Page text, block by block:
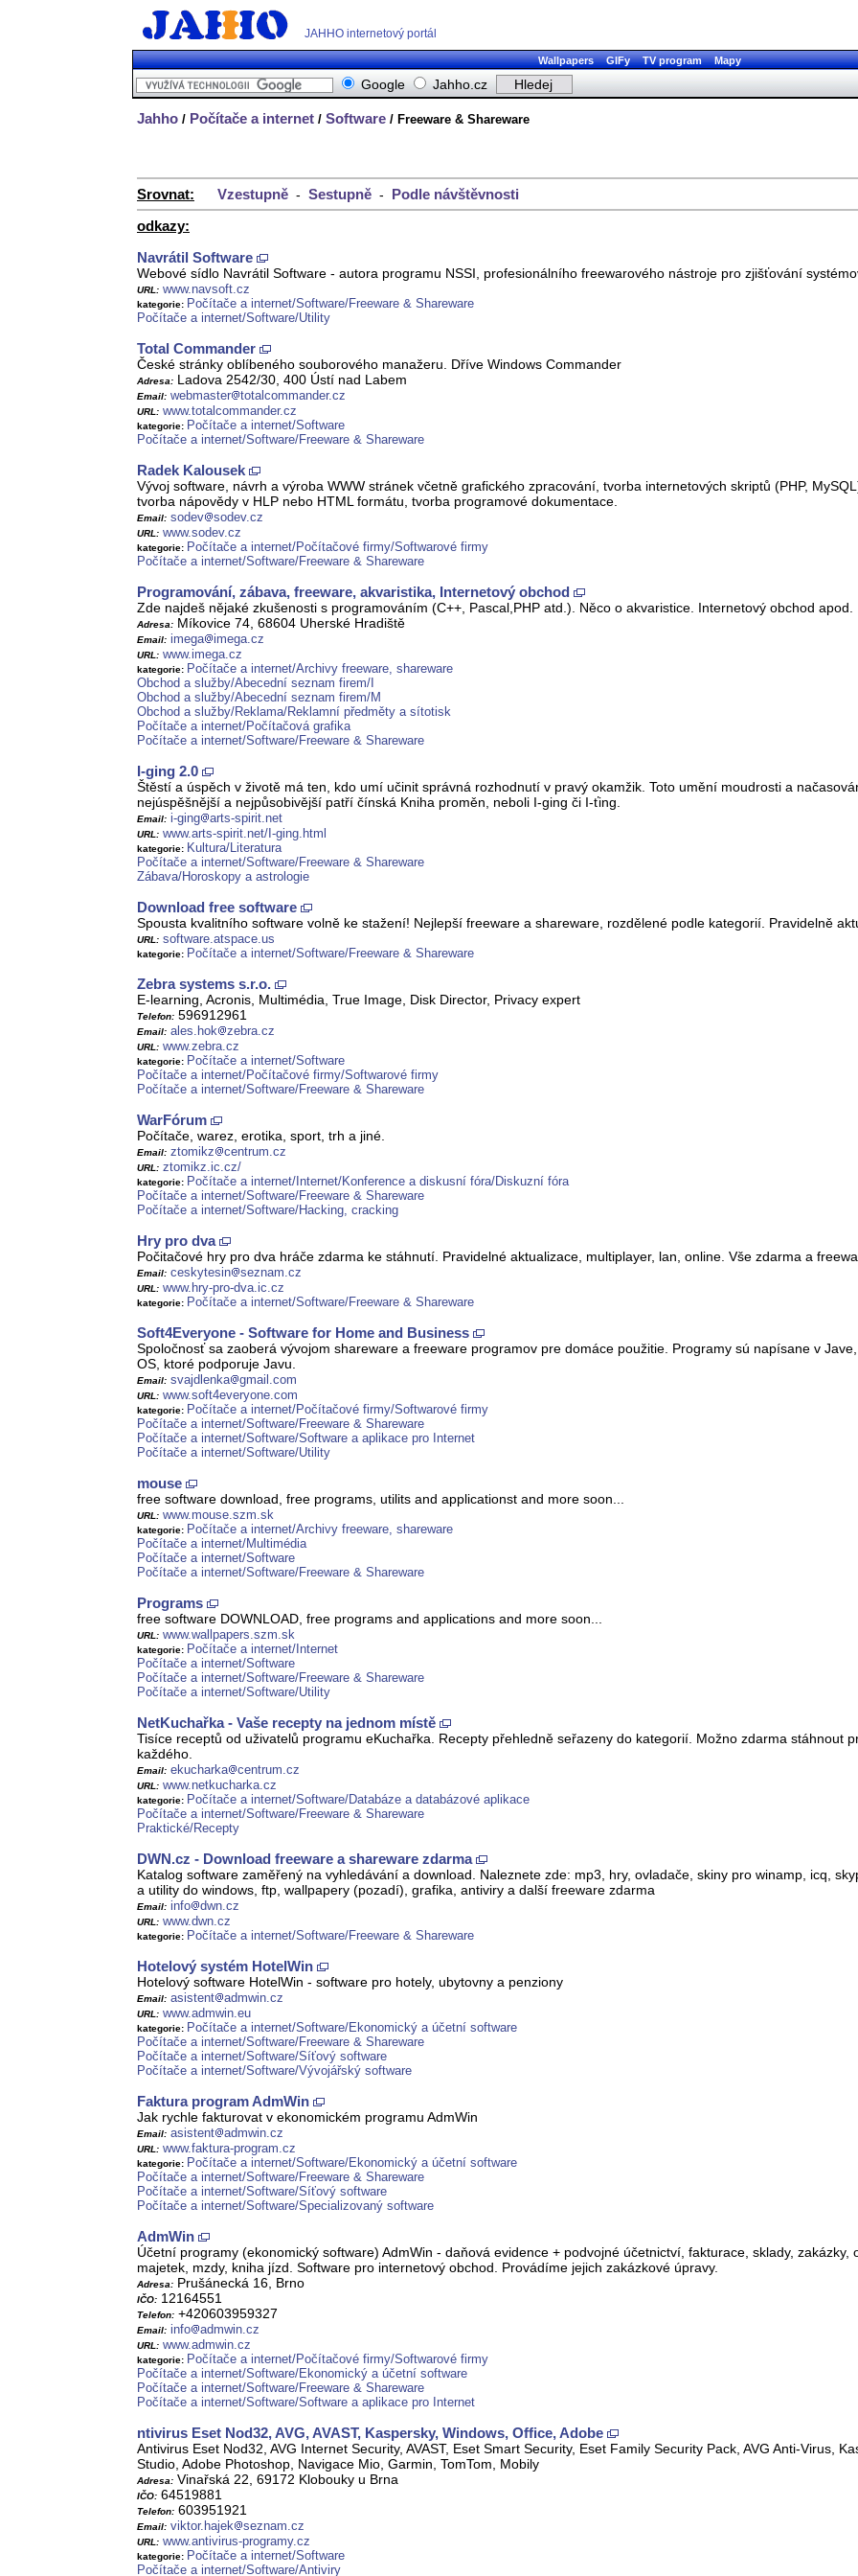
JAHHO internetový portál
Wallpapers GIFy TV program Mapy
Google Jahho.cz
Jahho / Počítače a internet / Software / Freeware & Shareware
Srovnat: Vzestupně - Sestupně - Podle návštěvnosti
odkazy:
Navrátil Software
Webové sídlo Navrátil Software - autora programu NSSI, profesionálního freewarového nástroje pro zjišťování
URL: www.navsoft.cz
kategorie: Počítače a internet/Software/Freeware & Shareware
Počítače a internet/Software/Utility
Total Commander
České stránky oblíbeného souborového manažeru. Dříve Windows Commander
Adresa: Ladova 2542/30, 400 Ústí nad Labem
Email: webmaster totalcommander.cz
URL: www.totalcommander.cz
kategorie: Počítače a internet/Software
Počítače a internet/Software/Freeware & Shareware
Radek Kalousek
Vývoj software, návrh a výroba WWW stránek včetně grafického zpracování, tvorba internetových skriptů (PHP,
tvorba nápovědy v HLP nebo HTML formátu, tvorba programové dokumentace.
Email: sodev sodev.cz
URL: www.sodev.cz
kategorie: Počítače a internet/Počítačové firmy/Softwarové firmy
Počítače a internet/Software/Freeware & Shareware
Programování, zábava, freeware, akvaristika, Internetový obchod
Zde najdeš nějaké zkušenosti s programováním (C++, Pascal,PHP atd.). Něco o akvaristice. Internetový obchod apod.
Adresa: Míkovice 74, 68604 Uherské Hradiště
Email: imega imega.cz
URL: www.imega.cz
kategorie: Počítače a internet/Archivy freeware, shareware
Obchod a služby/Abecední seznam firem/I
Obchod a služby/Abecední seznam firem/M
Obchod a služby/Reklama/Reklamní předměty a sítotisk
Počítače a internet/Počítačová grafika
Počítače a internet/Software/Freeware & Shareware
I-ging 2.0
Štěstí a úspěch v životě má ten, kdo umí učinit správná rozhodnutí v pravý okamžik. Toto umění moudrosti a
nejúspěšnější a nejpůsobivější patří čínská Kniha proměn, neboli I-ging či I-ťing.
Email: i-ging arts-spirit.net
URL: www.arts-spirit.net/I-ging.html
kategorie: Kultura/Literatura
Počítače a internet/Software/Freeware & Shareware
Zábava/Horoskopy a astrologie
Download free software
Spousta kvalitního software volně ke stažení! Nejlepší freeware a shareware, rozdělené podle kategorií. Pravidelně
URL: software.atspace.us
kategorie: Počítače a internet/Software/Freeware & Shareware
Zebra systems s.r.o.
E-learning, Acronis, Multimédia, True Image, Disk Director, Privacy expert
Telefon: 596912961
Email: ales.hok zebra.cz
URL: www.zebra.cz
kategorie: Počítače a internet/Software
Počítače a internet/Počítačové firmy/Softwarové firmy
Počítače a internet/Software/Freeware & Shareware
WarFórum
Počítače, warez, erotika, sport, trh a jiné.
Email: ztomikz centrum.cz
URL: ztomikz.ic.cz/
kategorie: Počítače a internet/Internet/Konference a diskusní fóra/Diskuzní fóra
Počítače a internet/Software/Freeware & Shareware
Počítače a internet/Software/Hacking, cracking
Hry pro dva
Počitačové hry pro dva hráče zdarma ke stáhnutí. Pravidelné aktualizace, multiplayer, lan, online. Vše zdarma a
Email: ceskytesin seznam.cz
URL: www.hry-pro-dva.ic.cz
kategorie: Počítače a internet/Software/Freeware & Shareware
Soft4Everyone - Software for Home and Business
Spoločnosť sa zaoberá vývojom shareware a freeware programov pre domáce použitie. Programy sú napísane v
OS, ktoré podporuje Javu.
Email: svajdlenka gmail.com
URL: www.soft4everyone.com
kategorie: Počítače a internet/Počítačové firmy/Softwarové firmy
Počítače a internet/Software/Freeware & Shareware
Počítače a internet/Software/Software a aplikace pro Internet
Počítače a internet/Software/Utility
mouse
free software download, free programs, utilits and applicationst and more soon...
URL: www.mouse.szm.sk
kategorie: Počítače a internet/Archivy freeware, shareware
Počítače a internet/Multimédia
Počítače a internet/Software
Počítače a internet/Software/Freeware & Shareware
Programs
free software DOWNLOAD, free programs and applications and more soon...
URL: www.wallpapers.szm.sk
kategorie: Počítače a internet/Internet
Počítače a internet/Software
Počítače a internet/Software/Freeware & Shareware
Počítače a internet/Software/Utility
NetKuchařka - Vaše recepty na jednom místě
Tisíce receptů od uživatelů programu eKuchařka. Recepty přehledně seřazeny do kategorií. Možno zdarma stáhnout
každého.
Email: ekucharka centrum.cz
URL: www.netkucharka.cz
kategorie: Počítače a internet/Software/Databáze a databázové aplikace
Počítače a internet/Software/Freeware & Shareware
Praktické/Recepty
DWN.cz - Download freeware a shareware zdarma
Katalog software zaměřený na vyhledávání a download. Naleznete zde: mp3, hry, ovladače, skiny pro winamp, icq,
a utility do windows, ftp, wallpapery (pozadí), grafika, antiviry a další freeware zdarma
Email: info dwn.cz
URL: www.dwn.cz
kategorie: Počítače a internet/Software/Freeware & Shareware
Hotelový systém HotelWin
Hotelový software HotelWin - software pro hotely, ubytovny a penziony
Email: asistent admwin.cz
URL: www.admwin.eu
kategorie: Počítače a internet/Software/Ekonomický a účetní software
Počítače a internet/Software/Freeware & Shareware
Počítače a internet/Software/Síťový software
Počítače a internet/Software/Vývojářský software
Faktura program AdmWin
Jak rychle fakturovat v ekonomickém programu AdmWin
Email: asistent admwin.cz
URL: www.faktura-program.cz
kategorie: Počítače a internet/Software/Ekonomický a účetní software
Počítače a internet/Software/Freeware & Shareware
Počítače a internet/Software/Síťový software
Počítače a internet/Software/Specializovaný software
AdmWin
Účetní programy (ekonomický software) AdmWin - daňová evidence + podvojné účetnictví, fakturace, sklady, zakázky,
majetek, mzdy, kniha jízd. Software pro internetový obchod. Provádíme jejich zakázkové úpravy.
Adresa: Prušánecká 16, Brno
IČO: 12164551
Telefon: +420603959327
Email: info admwin.cz
URL: www.admwin.cz
kategorie: Počítače a internet/Počítačové firmy/Softwarové firmy
Počítače a internet/Software/Ekonomický a účetní software
Počítače a internet/Software/Freeware & Shareware
Počítače a internet/Software/Software a aplikace pro Internet
ntivirus Eset Nod32, AVG, AVAST, Kaspersky, Windows, Office, Adobe
Antivirus Eset Nod32, AVG Internet Security, AVAST, Eset Smart Security, Eset Family Security Pack, AVG Anti-Virus,
Studio, Adobe Photoshop, Navigace Mio, Garmin, TomTom, Mobily
Adresa: Vinařská 22, 69172 Klobouky u Brna
IČO: 64519881
Telefon: 603951921
Email: viktor.hajek seznam.cz
URL: www.antivirus-programy.cz
kategorie: Počítače a internet/Software
Počítače a internet/Software/Antiviry